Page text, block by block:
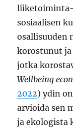
sosiaalisen
osallisuuden
korostunut
jotka
Wellbeing
2022) ydin
arvioida sen
ja ekologista